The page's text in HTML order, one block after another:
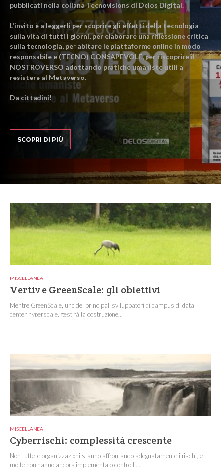
pubblicati nella collana Tecnovisions di Delos Digital.
L'invito è a leggerli per scoprire gli effetti della tecnologia
sulla vita di tutti i giorni, per elaborare una riflessione critica
sulla tecnologia, per abitare le piattaforme online in modo
responsabile e (TECNO) CONSAPEVOLE, per riscoprire il
NOSTROVERSO adottando pratiche umaniste utili a
resistere al Metaverso.
Da cittadini!
SCOPRI DI PIÙ
MISCELLANEA
Vertiv e GreenScale: gli obiettivi
Mentre GreenScale, uno dei principali sviluppatori di campus di data
center hyperscale, gestirà la costruzione...
MISCELLANEA
Cyberrischi: complessità crescente
Non tutte le organizzazioni stanno affrontando adeguatamente i rischi, e
molte non hanno ancora implementato controlli...